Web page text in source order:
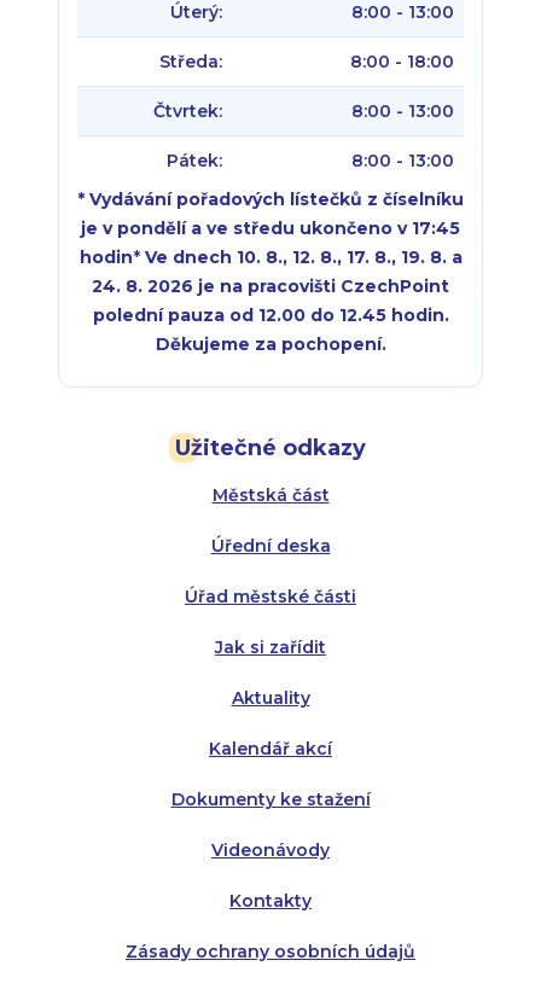
Užitečné odkazy
Městská část
Úřední deska
Úřad městské části
Jak si zařídit
Aktuality
Kalendář akcí
Dokumenty ke stažení
Videonávody
Kontakty
Zásady ochrany osobních údajů
Úterý: 8:00 - 13:00
Středa: 8:00 - 18:00
Čtvrtek: 8:00 - 13:00
Pátek:
8:00 - 13:00
* Vydávání pořadových lístečků z číselníku
je v pondělí a ve středu ukončeno v 17:45
hodin* Ve dnech 10. 8., 12. 8., 17. 8., 19. 8. a
24. 8. 2026 je na pracovišti CzechPoint
polední pauza od 12.00 do 12.45 hodin.
Děkujeme za pochopení.
Úterý:
Středa:
Čtvrtek:
Pátek:
Úterý:
Středa:
Čtvrtek: